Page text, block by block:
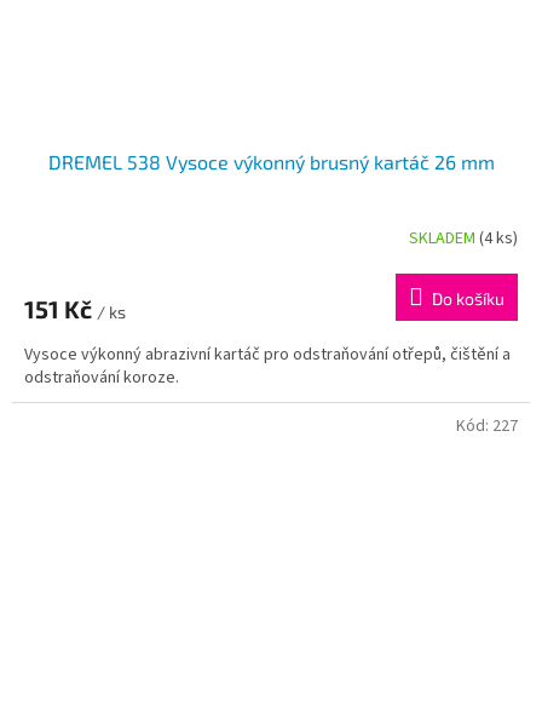
DREMEL 538 Vysoce výkonný brusný kartáč 26 mm
SKLADEM (4 ks)
151 Kč / ks
Do košíku
Vysoce výkonný abrazivní kartáč pro odstraňování otřepů, čištění a
odstraňování koroze.
Kód: 227